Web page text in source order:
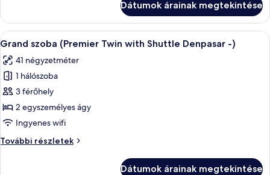
Denpasar
-
Lo)
with
Shuttle
Denpasar
Lo)
további
részletei
Dátumok árainak megtekintése
A
következő
szoba
összes
képének
megtekintése:
Grand
(Premier
Egy szállodai szoba két ággyal, egy
6
Grand szoba (Premier Twin with Shuttle Denpasar -)
41 négyzetméter
1 hálószoba
3 férőhely
2 egyszemélyes ágy
Ingyenes wifi
További részletek
Grand
Dátumok árainak megtekintése